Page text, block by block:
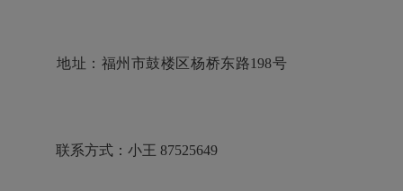
地址：福州市鼓楼区杨桥东路198号
联系方式：小王 87525649